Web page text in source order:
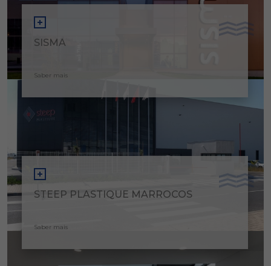
SISMA
Saber mais
STEEP PLASTIQUE MARROCOS
Saber mais